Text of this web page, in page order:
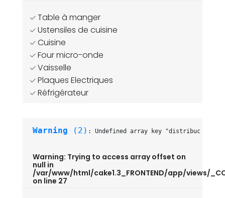
Table à manger
Ustensiles de cuisine
Cuisine
Four micro-onde
Vaisselle
Plaques Electriques
Réfrigérateur
Warning (2) : Undefined array key "distribución" [
Warning: Trying to access array offset on
null in
/var/www/html/cake1.3_FRONTEND/app/views/
on line 27